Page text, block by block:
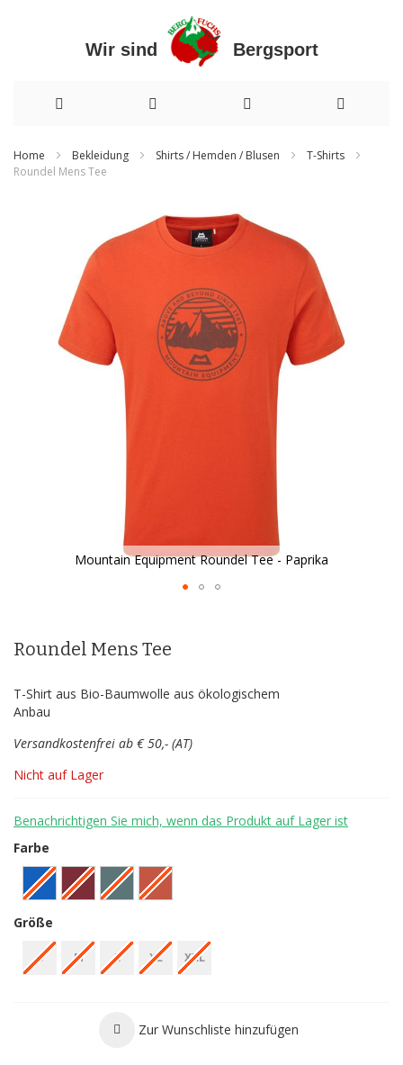
Wir sind Bergsport
zum
Home Bekleidung Shirts / Hemden / Blusen
T-Shirts
Roundel Mens Tee
Mountain Equipment Roundel Tee - Paprika
der
Roundel Mens Tee
T-Shirt aus Bio-Baumwolle aus ökologischem
Anbau
Versandkostenfrei ab € 50,- (AT)
Nicht auf Lager
Benachrichtigen Sie mich, wenn das Produkt auf Lager ist
Farbe
Größe
S M L XL XXL
Zur Wunschliste hinzufügen